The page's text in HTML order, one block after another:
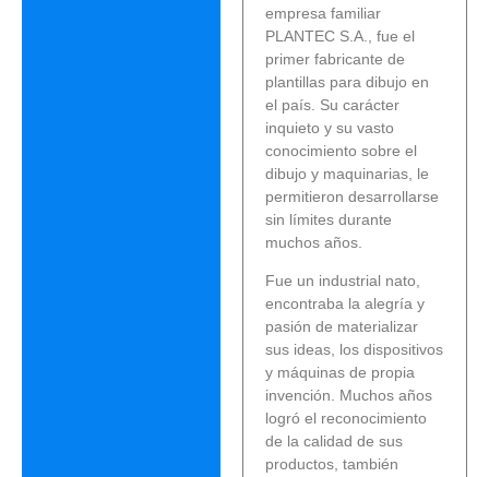
empresa familiar
PLANTEC S.A., fue el
primer fabricante de
plantillas para dibujo en
el país. Su carácter
inquieto y su vasto
conocimiento sobre el
dibujo y maquinarias, le
permitieron desarrollarse
sin límites durante
muchos años.
Fue un industrial nato,
encontraba la alegría y
pasión de materializar
sus ideas, los dispositivos
y máquinas de propia
invención. Muchos años
logró el reconocimiento
de la calidad de sus
productos, también